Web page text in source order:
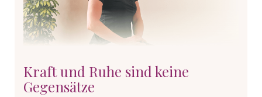
Kraft und Ruhe sind keine
Gegensätze